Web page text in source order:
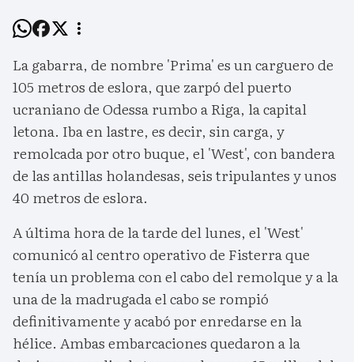
La gabarra, de nombre 'Prima' es un carguero de
105 metros de eslora, que zarpó del puerto
ucraniano de Odessa rumbo a Riga, la capital
letona. Iba en lastre, es decir, sin carga, y
remolcada por otro buque, el 'West', con bandera
de las antillas holandesas, seis tripulantes y unos
40 metros de eslora.
A última hora de la tarde del lunes, el 'West'
comunicó al centro operativo de Fisterra que
tenía un problema con el cabo del remolque y a la
una de la madrugada el cabo se rompió
definitivamente y acabó por enredarse en la
hélice. Ambas embarcaciones quedaron a la